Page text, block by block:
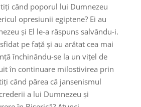
când poporul lui Dumnezeu
opresiunii egiptene? Ei au
și El le-a răspuns salvându-i.
pe față și au arătat cea mai
închinându-se la un vițel de
în continuare milostivirea prin
când părea că jansenismul
a lui Dumnezeu și